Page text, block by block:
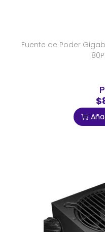
Fuente de Poder